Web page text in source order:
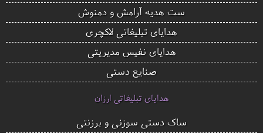
ست هدیه آرامش و دمنوش
هدایای تبلیغاتی لاکچری
هدایای نفیس مدیریتی
صنایع دستی
هدایای تبلیغاتی ارزان
ساک دستی سوزنی و برزنتی